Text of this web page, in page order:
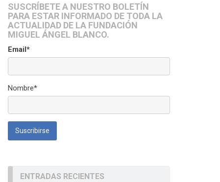
SUSCRÍBETE A NUESTRO BOLETÍN
PARA ESTAR INFORMADO DE TODA LA
ACTUALIDAD DE LA FUNDACIÓN
MIGUEL ÁNGEL BLANCO.
Email*
Nombre*
ENTRADAS RECIENTES